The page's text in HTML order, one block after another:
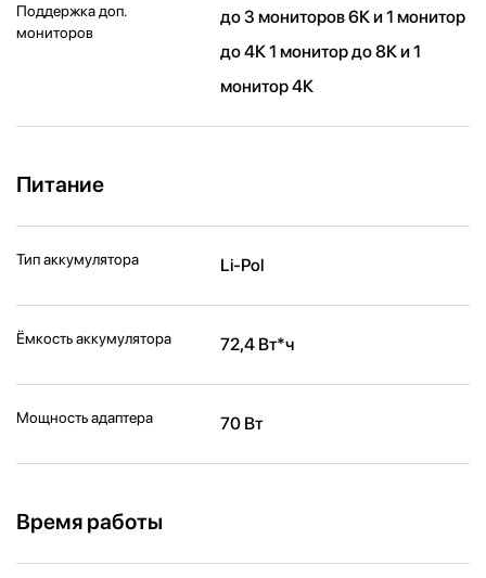
Поддержка доп.
мониторов
до 3 мониторов 6К и 1 монитор
до 4К 1 монитор до 8К и 1
монитор 4К
Питание
Тип аккумулятора Li-Pol
Ёмкость аккумулятора 72,4 Вт*ч
Мощность адаптера 70 Вт
Время работы